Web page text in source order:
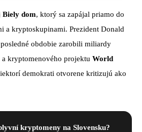
Biely dom, ktorý sa zapájal priamo do
a kryptoskupinami. Prezident Donald
obdobie zarobili miliardy
kryptomenového projektu World
demokrati otvorene kritizujú ako
kryptomeny na Slovensku?